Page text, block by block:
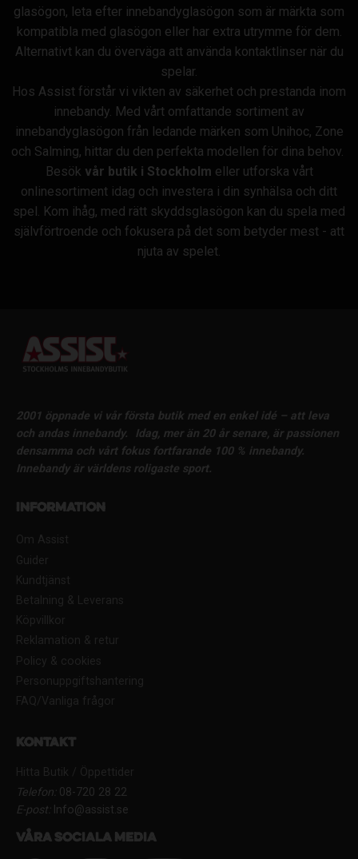
glasögon, leta efter innebandyglasögon som är märkta som
kompatibla med glasögon eller har extra utrymme för dem.
Alternativt kan du överväga att använda kontaktlinser när du
spelar.
Hos Assist förstår vi vikten av säkerhet och prestanda inom
innebandy. Med vårt omfattande sortiment av
innebandyglasögon från ledande märken som Unihoc, Zone
och Salming, hittar du den perfekta modellen för dina behov.
Besök vår butik i Stockholm eller utforska vårt
onlinesortiment idag och investera i din synhälsa och ditt
spel. Kom ihåg, med rätt skyddsglasögon kan du spela med
självförtroende och fokusera på det som betyder mest - att
njuta av spelet.
2001 öppnade vi vår första butik med en enkel idé – att leva
och andas innebandy.
Idag, mer än 20 år senare, är passionen
densamma och vårt fokus fortfarande 100 % innebandy.
Innebandy är världens roligaste sport.
Information
Om Assist
Guider
Kundtjänst
Betalning & Leverans
Köpvillkor
Reklamation & retur
Policy & cookies
Personuppgiftshantering
FAQ/Vanliga frågor
Kontakt
Hitta Butik / Öppettider
Telefon:08-720 28 22
E-post:Info@assist.se
Våra sociala media